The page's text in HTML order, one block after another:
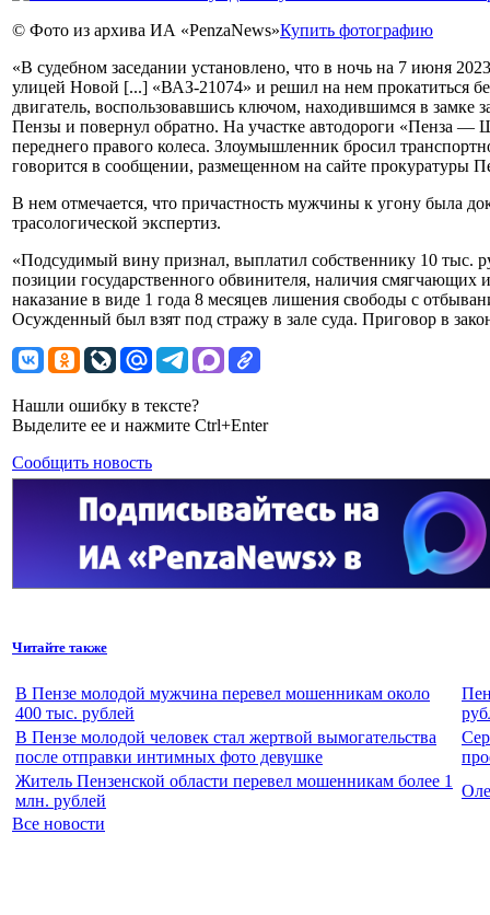
© Фото из архива ИА «PenzaNews»Купить фотографию
«В судебном заседании установлено, что в ночь на 7 июня
улицей Новой [...] «ВАЗ-21074» и решил на нем прокатиться
двигатель, воспользовавшись ключом, находившимся в
Пензы и повернул обратно. На участке автодороги «Пенза
переднего правого колеса. Злоумышленник бросил
говорится в сообщении, размещенном на сайте прокуратуры
В нем отмечается, что причастность мужчины к угону была
трасологической экспертиз.
«Подсудимый вину признал, выплатил собственнику 10 тыс.
позиции государственного обвинителя, наличия смягчающих
наказание в виде 1 года 8 месяцев лишения свободы с
Осужденный был взят под стражу в зале суда. Приговор в
Нашли ошибку в тексте?
Выделите ее и нажмите Ctrl+Enter
Сообщить новость
Читайте также
В Пензе молодой мужчина перевел мошенникам около
400 тыс. рублей
В Пензе молодой человек стал жертвой вымогательства
после отправки интимных фото девушке
Житель Пензенской области перевел мошенникам более 1
млн. рублей
Все новости